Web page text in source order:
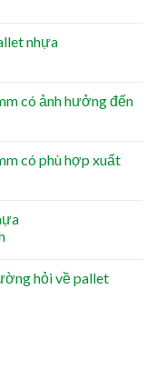
nhựa
có ảnh hưởng đến
có phù hợp xuất
hỏi về pallet